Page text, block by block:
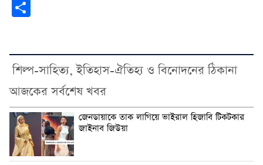
শিল্প-সাহিত্য, ইতিহাস-ঐতিহ্য ও বিনোদনের ঠিকানা
আজকের সর্বশেষ খবর
জেনডায়াকে তাক লাগিয়ে ভাইরাল হিজাবি টিকটকার
জাইনাব জিউয়া